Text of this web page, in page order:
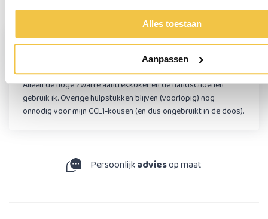
Alles toestaan
Aanpassen
Reviews (1)
lode de jonck
Alleen de hoge zwarte aantrekkoker en de handschoenen
gebruik ik. Overige hulpstukken blijven (voorlopig) nog
onnodig voor mijn CCL1-kousen (en dus ongebruikt in de doos).
9,3uit ruim 44.000 reviews